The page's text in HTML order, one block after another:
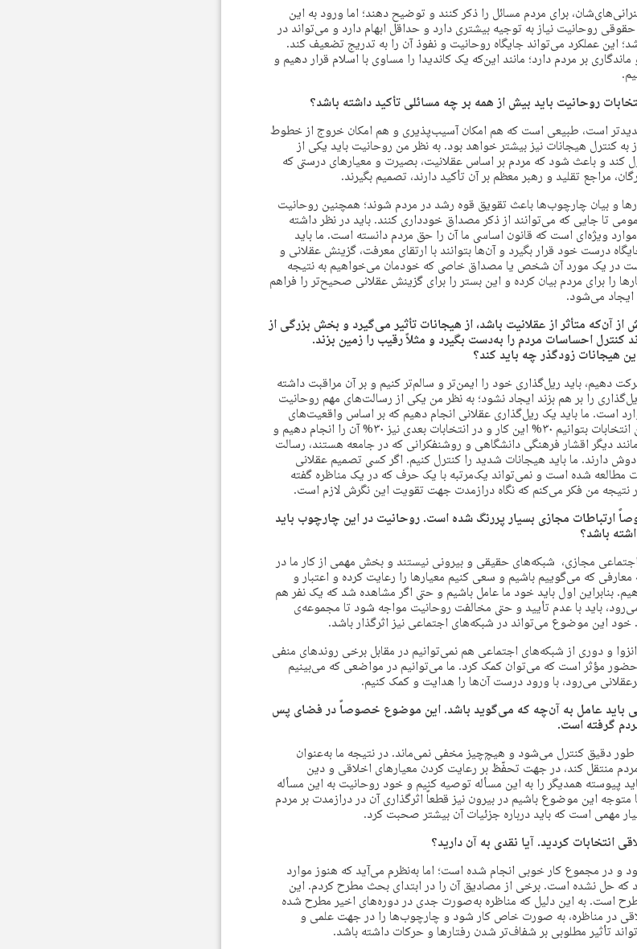
برای مردم مسائل را ذکر کنند و توضیح دهند؛ اما ورود به این
روحانیت نیاز به توجیه بیشتری دارد و حداقل ابهام دارد و می‌تواند در
این عملکرد می‌تواند جایگاه روحانیت و نفوذ آن را به تدریج تضعیف کند.
بر مردم دارد؛ مانند این‌که یک کاندیدا را مساوی با اسلام قرار دهیم و
روحانیت باید بیش از همه بر چه مسائلی تأکید داشته باشد؟
است، طبیعی است که هم امکان آسیب‌پذیری و هم امکان خروج از خطوط
کنترل هیجانات نیز بیشتر خواهد بود. به نظر من روحانیت باید یکی از
کند و باعث شود که مردم بر اساس عقلانیت، بصیرت و معیارهای درستی که
مراجع تقلید و رهبر معظم بر آن تأکید دارند، تصمیم بگیرند.
و بیان چارچوب‌ها باعث تقویق قوه رشد در مردم شوند؛ همچنین روحانیت
تا جایی که می‌توانند از ذکر مصداق خودداری کنند. باید در نظر داشته
ویژه‌ای است که قانون اساسی ما آن را حق مردم دانسته است. ما باید
درست خود قرار بگیرد و آن‌ها بتوانند با ارتقای معرفت، گزینش عقلانی و
در یک مورد آن شخص یا مصداق خاصی که خودمان می‌خواهیم به نتیجه
را برای مردم بیان کرده و این بستر را برای گزینش عقلانی صحیح‌تر را فراهم
ایجاد می‌شود.
آن‌که متأثر از عقلانیت باشد، از هیجانات تأثیر می‌گیرد و بخش بزرگی از
احساسات مردم را به‌دست بگیرد و مثلاً رقیب را زمین بزند.
هیجانات زودگذر چه باید کند؟
دهیم، باید ریل‌گذاری خود را ایمن‌تر و سالم‌تر کنیم و بر آن مراقبت داشته
را بر هم بزند ایجاد نشود؛ به نظر من یکی از رسالت‌های مهم روحانیت
است. ما باید یک ریل‌گذاری عقلانی انجام دهیم که بر اساس واقعیت‌های
اجتماعی نهاده شود؛ ممکن است در این انتخابات بتوانیم ۳۰% این کار و در انتخابات بعدی نیز ۳۰% آن را انجام دهیم و
دیگر اقشار فرهنگی دانشگاهی و روشنفکرانی که در جامعه هستند، رسالت
دوش دارند. ما باید هیجانات شدید را کنترل کنیم. اگر کسی تصمیم عقلانی
مطالعه شده است و نمی‌تواند یک‌مرتبه با یک حرف که در یک مناظره گفته
نتیجه من فکر می‌کنم که نگاه درازمدت جهت تقویت این نگرش لازم است.
ارتباطات مجازی بسیار پررنگ شده است. روحانیت در این چارچوب باید
باشد؟
مجازی، شبکه‌های حقیقی و بیرونی نیستند و بخش مهمی از کار ما در
که می‌گوییم باشیم و سعی کنیم معیارها را رعایت کرده و اعتبار و
بنابراین اول باید خود ما عامل باشیم و حتی اگر مشاهده شد که یک نفر هم
باید با عدم تأیید و حتی مخالفت روحانیت مواجه شود تا مجموعه‌ی
این موضوع می‌تواند در شبکه‌های اجتماعی نیز اثرگذار باشد.
و دوری از شبکه‌های اجتماعی هم نمی‌توانیم در مقابل برخی روندهای منفی
حضور مؤثر است که می‌توان کمک کرد. ما می‌توانیم در مواضعی که می‌بینیم
می‌رود، با ورود درست آن‌ها را هدایت و کمک کنیم.
باید عامل به آن‌چه که می‌گوید باشد. این موضوع خصوصاً در فضای پس
گرفته است.
طور دقیق کنترل می‌شود و هیچ‌چیز مخفی نمی‌ماند. در نتیجه ما به‌عنوان
منتقل کند، در جهت تحفّظ بر رعایت کردن معیارهای اخلاقی و دین
پیوسته همدیگر را به این مسأله توصیه کنیم و خود روحانیت به این مسأله
این موضوع باشیم در بیرون نیز قطعاً اثرگذاری آن در درازمدت بر مردم
مهمی است که باید درباره جزئیات آن بیشتر صحبت کرد.
انتخابات کردید. آیا نقدی به آن دارید؟
و در مجموع کار خوبی انجام شده است؛ اما به‌نظرم می‌آید که هنوز موارد
که حل نشده است. برخی از مصادیق آن را در ابتدای بحث مطرح کردم. این
است. به این دلیل که مناظره به‌صورت جدی در دوره‌های اخیر مطرح شده
در مناظره، به صورت خاص کار شود و چارچوب‌ها را در جهت علمی و
تأثیر مطلوبی بر شفاف‌تر شدن رفتارها و حرکات‌ داشته باشد.